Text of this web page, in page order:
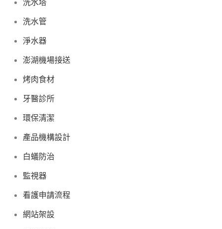
洗水塔
洗水管
淨水器
澎湖機場接送
烤肉食材
牙醫診所
環保清潔
產品機構設計
白蟻防治
監視器
看護申請流程
網站架設